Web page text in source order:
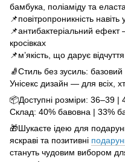
бамбука, поліаміду та
📌повітропроникність
📌антибактеріальний
кросівках
📌м’якість, що дарує
🧦Стиль без зусиль:
Унісекс дизайн — для всіх,
📦Доступні розміри: 36–39 |
Склад: 40% бавовна | 33%
🎁Шукаєте ідею для
яскраві та позитивні
стануть чудовим вибором